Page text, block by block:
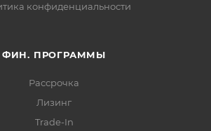
конфиденциальности
ФИН. ПРОГРАММЫ
Рассрочка
Лизинг
Trade-In